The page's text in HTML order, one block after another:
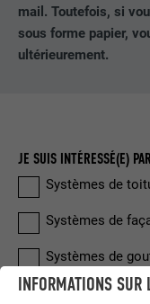
mail. Toutefois, si
sous forme papier,
ultérieurement.
JE SUIS INTÉRESSÉ(E)
Systèmes de
Systèmes de
Systèmes de
Protection
INFORMATIONS SUR